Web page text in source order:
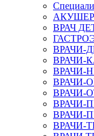
ВРАЧ
ВРАЧИ-
ВРАЧИ-
ВРАЧИ-
ВРАЧИ-
ВРАЧИ-
ВРАЧИ-
ВРАЧИ-
ВРАЧИ-